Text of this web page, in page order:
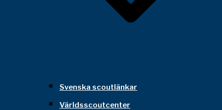
Svenska scoutlänkar
Världsscoutcenter